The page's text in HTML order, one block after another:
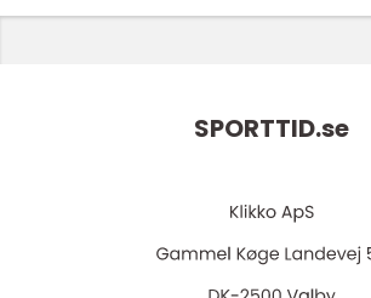
SPORTTID.se